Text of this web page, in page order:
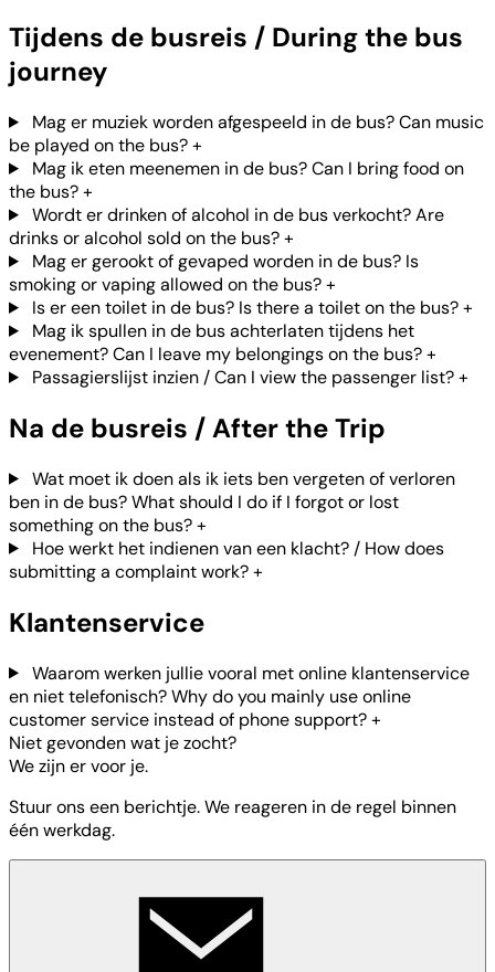
Tijdens de busreis / During the bus
journey
Mag er muziek worden afgespeeld in de bus? Can music
be played on the bus?+
Mag ik eten meenemen in de bus? Can I bring food on
the bus?+
Wordt er drinken of alcohol in de bus verkocht? Are
drinks or alcohol sold on the bus?+
Mag er gerookt of gevaped worden in de bus? Is
smoking or vaping allowed on the bus?+
Is er een toilet in de bus? Is there a toilet on the bus?+
Mag ik spullen in de bus achterlaten tijdens het
evenement? Can I leave my belongings on the bus?+
Passagierslijst inzien / Can I view the passenger list?+
Na de busreis / After the Trip
Wat moet ik doen als ik iets ben vergeten of verloren
ben in de bus? What should I do if I forgot or lost
something on the bus?+
Hoe werkt het indienen van een klacht? / How does
submitting a complaint work?+
Klantenservice
Waarom werken jullie vooral met online klantenservice
en niet telefonisch? Why do you mainly use online
customer service instead of phone support?+
Niet gevonden wat je zocht?
We zijn er voor je.
Stuur ons een berichtje. We reageren in de regel binnen
één werkdag.